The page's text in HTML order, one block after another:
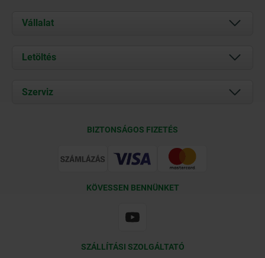
Vállalat
Rólunk
Kapcsolat
Letöltés
Documents
Szerviz
BIZTONSÁGOS FIZETÉS
KÖVESSEN BENNÜNKET
SZÁLLÍTÁSI SZOLGÁLTATÓ